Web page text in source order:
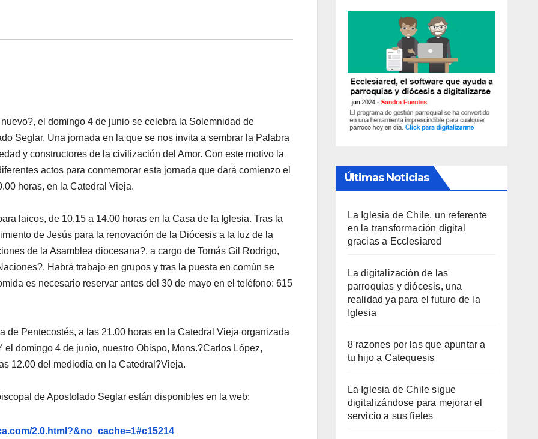
el domingo 4 de junio se celebra la Solemnidad de
Seglar. Una jor­na­da en la que se nos in­vi­ta a sem­brar la Pa­la­bra
y cons­truc­to­res de la ci­vi­li­za­ción del Amor. Con este motivo la
actos para conmemorar esta jornada que dará comienzo el
horas, en la Catedral Vieja.
laicos, de 10.15 a 14.00 horas en la Casa de la Iglesia. Tras la
de Jesús para la renovación de la Diócesis a la luz de la
de la Asamblea diocesana?, a cargo de Tomás Gil Rodrigo,
Habrá trabajo en grupos y tras la puesta en común se
es necesario reservar antes del 30 de mayo en el teléfono: 615
de Pentecostés, a las 21.00 horas en la Catedral Vieja organizada
domingo 4 de junio, nuestro Obispo, Mons.?Carlos López,
12.00 del mediodía en la Catedral?Vieja.
de Apostolado Seglar están disponibles en la web:
2.0.html?&no_cache=1#c15214
Últimas Noticias
La Iglesia de Chile, un referente
en la transformación digital
gracias a Ecclesiared
La digitalización de las
parroquias y diócesis, una
realidad ya para el futuro de la
Iglesia
8 razones por las que apuntar a
tu hijo a Catequesis
La Iglesia de Chile sigue
digitalizándose para mejorar el
servicio a sus fieles